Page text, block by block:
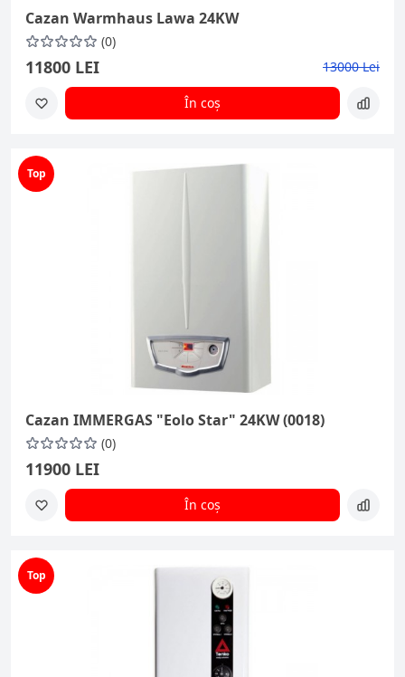
Cazan Warmhaus Lawa 24KW
(0)
11800 LEI 13000 Lei
În coș
Top
Cazan IMMERGAS "Eolo Star" 24KW (0018)
(0)
11900 LEI
În coș
Top